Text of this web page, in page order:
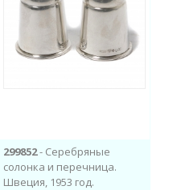
299852- Серебряные
солонка и перечница.
Швеция, 1953 год.